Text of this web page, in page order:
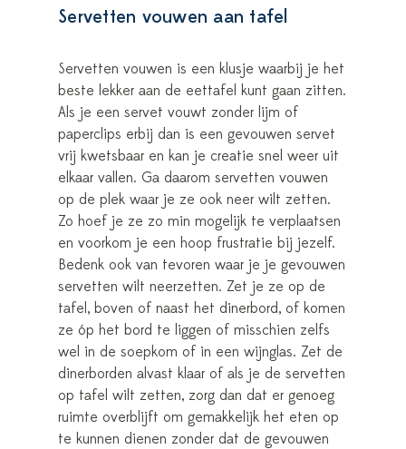
Servetten vouwen aan tafel
Servetten vouwen is een klusje waarbij je het
beste lekker aan de eettafel kunt gaan zitten.
Als je een servet vouwt zonder lijm of
paperclips erbij dan is een gevouwen servet
vrij kwetsbaar en kan je creatie snel weer uit
elkaar vallen. Ga daarom servetten vouwen
op de plek waar je ze ook neer wilt zetten.
Zo hoef je ze zo min mogelijk te verplaatsen
en voorkom je een hoop frustratie bij jezelf.
Bedenk ook van tevoren waar je je gevouwen
servetten wilt neerzetten. Zet je ze op de
tafel, boven of naast het dinerbord, of komen
ze óp het bord te liggen of misschien zelfs
wel in de soepkom of in een wijnglas. Zet de
dinerborden alvast klaar of als je de servetten
op tafel wilt zetten, zorg dan dat er genoeg
ruimte overblijft om gemakkelijk het eten op
te kunnen dienen zonder dat de gevouwen